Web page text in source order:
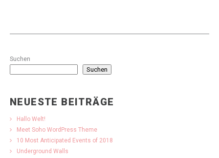
Suchen
Suchen
NEUESTE BEITRÄGE
Hallo Welt!
Meet Soho WordPress Theme
10 Most Anticipated Events of 2018
Underground Walls